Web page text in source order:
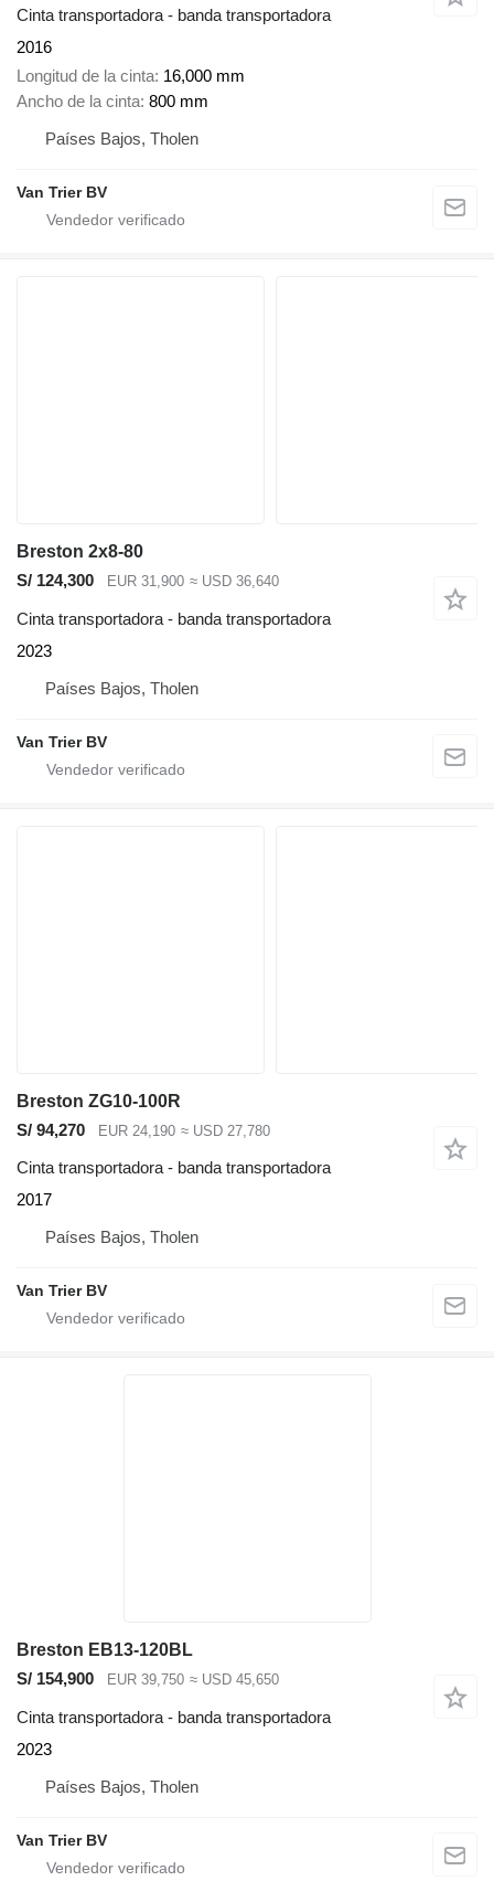
Cinta transportadora - banda transportadora
2016
Longitud de la cinta 16,000 mm
Ancho de la cinta 800 mm
Países Bajos, Tholen
Van Trier BV
Breston 2x8-80
S/ 124,300
EUR 31,900 ≈ USD 36,640
Cinta transportadora - banda transportadora
2023
Países Bajos, Tholen
Van Trier BV
Breston ZG10-100R
S/ 94,270
EUR 24,190 ≈ USD 27,780
Cinta transportadora - banda transportadora
2017
Países Bajos, Tholen
Van Trier BV
Breston EB13-120BL
S/ 154,900
EUR 39,750 ≈ USD 45,650
Cinta transportadora - banda transportadora
2023
Países Bajos, Tholen
Van Trier BV